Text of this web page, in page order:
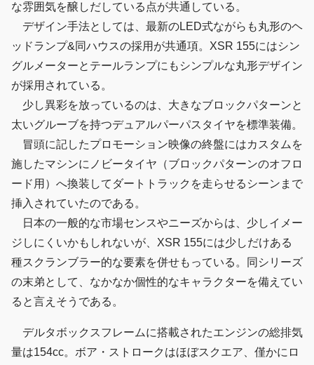
な雰囲気を醸しだしている点が共通している。
デザイン手法としては、最新のLED式ながらも丸形のヘ
ッドランプ&同ハウスの採用が共通項。XSR 155にはシン
グルメーターとテールランプにもシンプルな丸形デザイン
が採用されている。
少し異彩を放っているのは、大きなブロックパターンと
太いグルーブを持つデュアルパーパスタイヤを標準装備。
冒頭に記したプロモーション映像の終盤にはカスタムを
施したマシンにノビータイヤ（ブロックパターンのオフロ
ード用）へ換装してダートトラックを走らせるシーンまで
挿入されていたのである。
日本の一般的な市場センスやニーズからは、少しイメー
ジしにくいかもしれないが、XSR 155には少しだけある
種スクランブラー的な要素を併せもっている。同シリーズ
の末弟として、なかなか個性的なキャラクターを備えてい
ると言えそうである。
デルタボックスフレームに搭載されたエンジンの総排気
量は154cc。ボア・ストロークはほぼスクエア、僅かにロ